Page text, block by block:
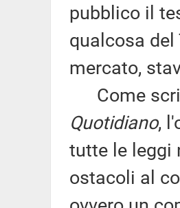
pubblico il
qualcosa del
mercato,
Come
Quotidiano,
tutte le leggi
ostacoli al